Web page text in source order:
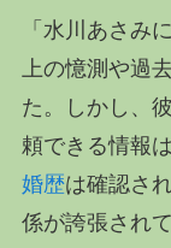
「水川あさみ
上の憶測や過
た。しかし、
頼できる情報
婚歴は確認さ
係が誇張され